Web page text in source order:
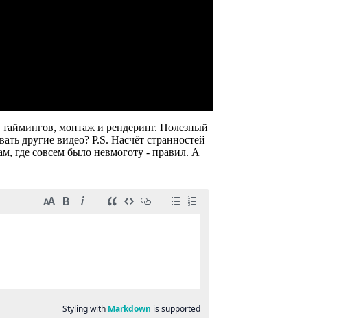
монтаж и рендеринг. Полезный
другие видео? P.S. Насчёт странностей
где совсем было невмоготу - правил. А